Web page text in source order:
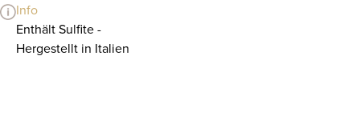
Info
Enthält Sulfite -
Hergestellt in Italien